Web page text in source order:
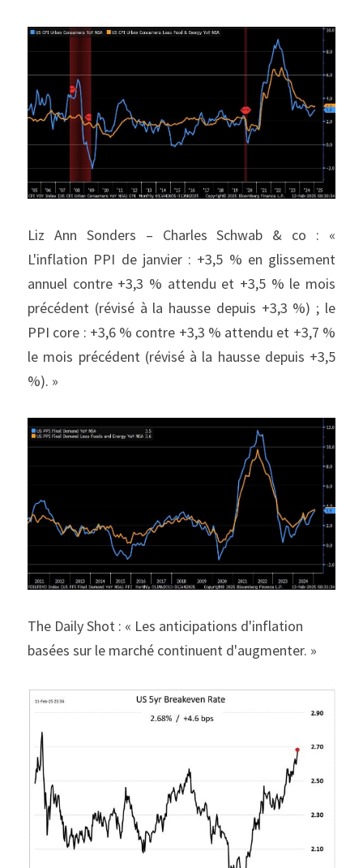
Liz Ann Sonders – Charles Schwab & co : «
L'inflation PPI de janvier : +3,5 % en glissement
annuel contre +3,3 % attendu et +3,5 % le mois
précédent (révisé à la hausse depuis +3,3 %) ; le
PPI core : +3,6 % contre +3,3 % attendu et +3,7 %
le mois précédent (révisé à la hausse depuis +3,5
%). »
The Daily Shot : « Les anticipations d'inflation
basées sur le marché continuent d'augmenter. »